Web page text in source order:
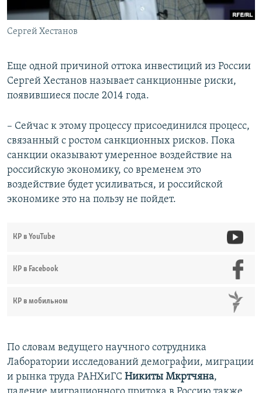
Сергей Хестанов
Еще одной причиной оттока инвестиций из России
Сергей Хестанов называет санкционные риски,
появившиеся после 2014 года.
– Сейчас к этому процессу присоединился процесс,
связанный с ростом санкционных рисков. Пока
санкции оказывают умеренное воздействие на
российскую экономику, со временем это
воздействие будет усиливаться, и российской
экономике это на пользу не пойдет.
КР в YouTube
КР в Facebook
КР в мобильном
По словам ведущего научного сотрудника
Лаборатории исследований демографии, миграции
и рынка труда РАНХиГС Никиты Мкртчяна,